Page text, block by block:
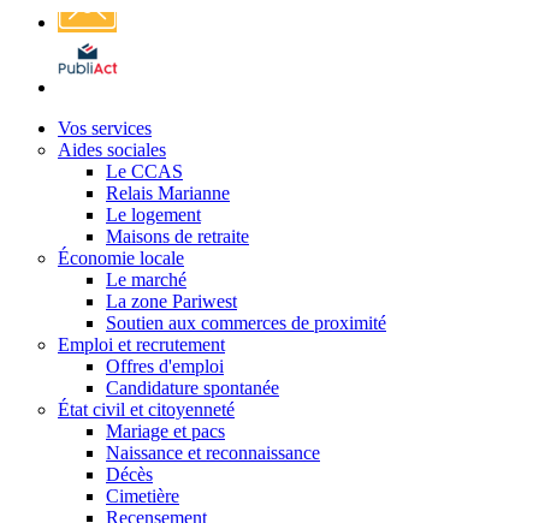
Affichage
légal
Vos services
Aides sociales
Le CCAS
Relais Marianne
Le logement
Maisons de retraite
Économie locale
Le marché
La zone Pariwest
Soutien aux commerces de proximité
Emploi et recrutement
Offres d'emploi
Candidature spontanée
État civil et citoyenneté
Mariage et pacs
Naissance et reconnaissance
Décès
Cimetière
Recensement